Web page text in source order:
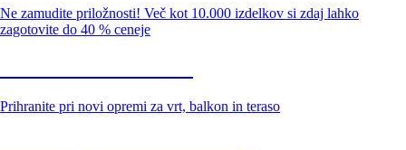
Ne zamudite priložnosti! Več kot 10.000 izdelkov si zdaj lahko
zagotovite do 40 % ceneje
Prihranite pri novi opremi za vrt, balkon in teraso